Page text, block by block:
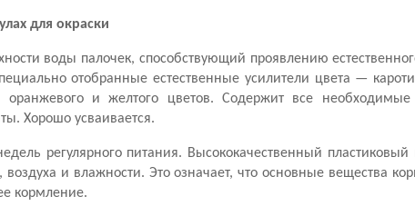
для окраски
воды палочек, способствующий проявлению
отобранные естественные усилители цвета —
оранжевого и желтого цветов. Содержит все
Хорошо усваивается.
регулярного питания. Высококачественный
воздуха и влажности. Это означает, что основные вещества
кормление.